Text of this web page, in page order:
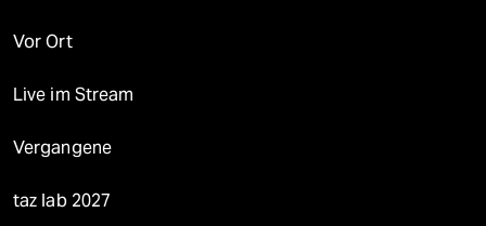
Vor Ort
Live im Stream
Vergangene
taz lab 2027